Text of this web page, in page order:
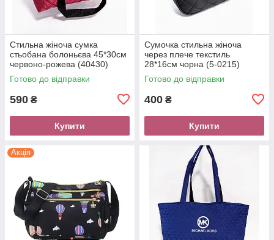
Стильна жіноча сумка
стьобана болоньєва 45*30см
червоно-рожева (40430)
Готово до відправки
590 ₴
Купити
Сумочка стильна жіноча
через плече текстиль
28*16см чорна (5-0215)
Готово до відправки
400 ₴
Купити
Акція